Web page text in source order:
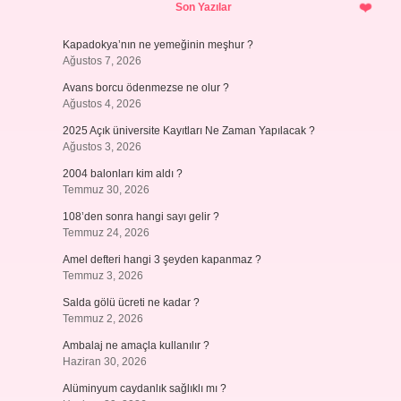
Son Yazılar
Kapadokya’nın ne yemeğinin meşhur ?
Ağustos 7, 2026
Avans borcu ödenmezse ne olur ?
Ağustos 4, 2026
2025 Açık üniversite Kayıtları Ne Zaman Yapılacak ?
Ağustos 3, 2026
2004 balonları kim aldı ?
Temmuz 30, 2026
108’den sonra hangi sayı gelir ?
Temmuz 24, 2026
Amel defteri hangi 3 şeyden kapanmaz ?
Temmuz 3, 2026
Salda gölü ücreti ne kadar ?
Temmuz 2, 2026
Ambalaj ne amaçla kullanılır ?
Haziran 30, 2026
Alüminyum caydanlık sağlıklı mı ?